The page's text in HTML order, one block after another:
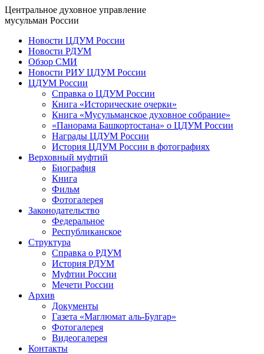
Центральное духовное управление
мусульман России
Новости ЦДУМ России
Новости РДУМ
Обзор СМИ
Новости РИУ ЦДУМ России
ЦДУМ России
Справка о ЦДУМ России
Книга «Исторические очерки»
Книга «Мусульманское духовное собрание»
«Панорама Башкортостана» о ЦДУМ России
Награды ЦДУМ России
История ЦДУМ России в фотографиях
Верховный муфтий
Биография
Книга
Фильм
Фотогалерея
Законодательство
Федеральное
Республиканское
Структура
Справка о РДУМ
История РДУМ
Муфтии России
Мечети России
Архив
Документы
Газета «Маглюмат аль-Булгар»
Фотогалерея
Видеогалерея
Контакты